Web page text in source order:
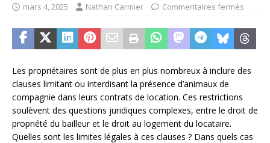
mars 4, 2025 Nathan Carmier Commentaires fermés
Les propriétaires sont de plus en plus nombreux à inclure des
clauses limitant ou interdisant la présence d’animaux de
compagnie dans leurs contrats de location. Ces restrictions
soulèvent des questions juridiques complexes, entre le droit de
propriété du bailleur et le droit au logement du locataire.
Quelles sont les limites légales à ces clauses ? Dans quels cas